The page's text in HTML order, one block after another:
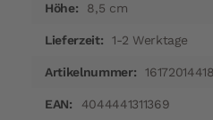
8,5 cm
1-2 Werktage
16172014418
4044441311369